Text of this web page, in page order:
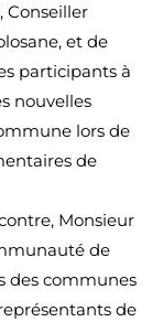
Conseiller
et de
participants à
nouvelles
lors de
de
Monsieur
de
des communes
de